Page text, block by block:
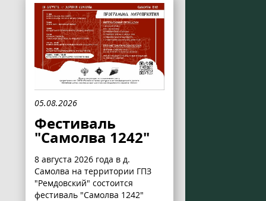
05.08.2026
Фестиваль
"Самолва 1242"
8 августа 2026 года в д.
Самолва на территории ГПЗ
"Ремдовский" состоится
фестиваль "Самолва 1242"